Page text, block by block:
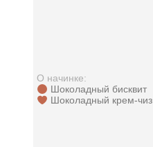
О начинке:
Шоколадный бисквит
Шоколадный крем-чиз